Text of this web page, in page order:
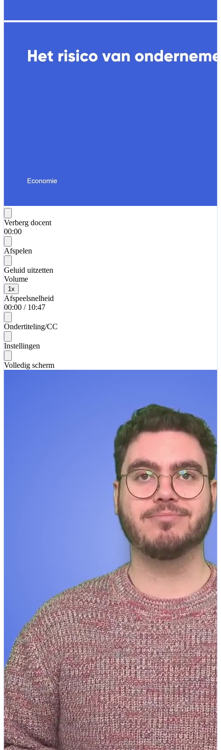
Verberg docent
00:00
Afspelen
Geluid uitzetten
Volume
1x
Afspeelsnelheid
00:00 / 10:47
Ondertiteling/CC
Instellingen
Volledig scherm